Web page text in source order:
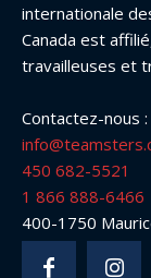
internationale
Canada est
travailleuses et
Contactez-nous :
450 682-5521
1 866 888-6466
400-1750